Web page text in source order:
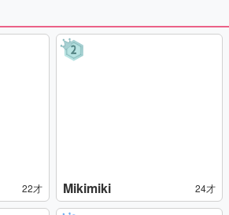
22才 Mikimiki 24才